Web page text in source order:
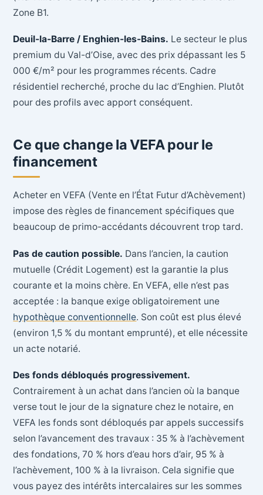
Zone B1.
Deuil-la-Barre / Enghien-les-Bains. Le secteur le plus
premium du Val-d’Oise, avec des prix dépassant les 5
000 €/m² pour les programmes récents. Cadre
résidentiel recherché, proche du lac d’Enghien. Plutôt
pour des profils avec apport conséquent.
Ce que change la VEFA pour le
financement
Acheter en VEFA (Vente en l’État Futur d’Achèvement)
impose des règles de financement spécifiques que
beaucoup de primo-accédants découvrent trop tard.
Pas de caution possible. Dans l’ancien, la caution
mutuelle (Crédit Logement) est la garantie la plus
courante et la moins chère. En VEFA, elle n’est pas
acceptée : la banque exige obligatoirement une
hypothèque conventionnelle. Son coût est plus élevé
(environ 1,5 % du montant emprunté), et elle nécessite
un acte notarié.
Des fonds débloqués progressivement.
Contrairement à un achat dans l’ancien où la banque
verse tout le jour de la signature chez le notaire, en
VEFA les fonds sont débloqués par appels successifs
selon l’avancement des travaux : 35 % à l’achèvement
des fondations, 70 % hors d’eau hors d’air, 95 % à
l’achèvement, 100 % à la livraison. Cela signifie que
vous payez des intérêts intercalaires sur les sommes